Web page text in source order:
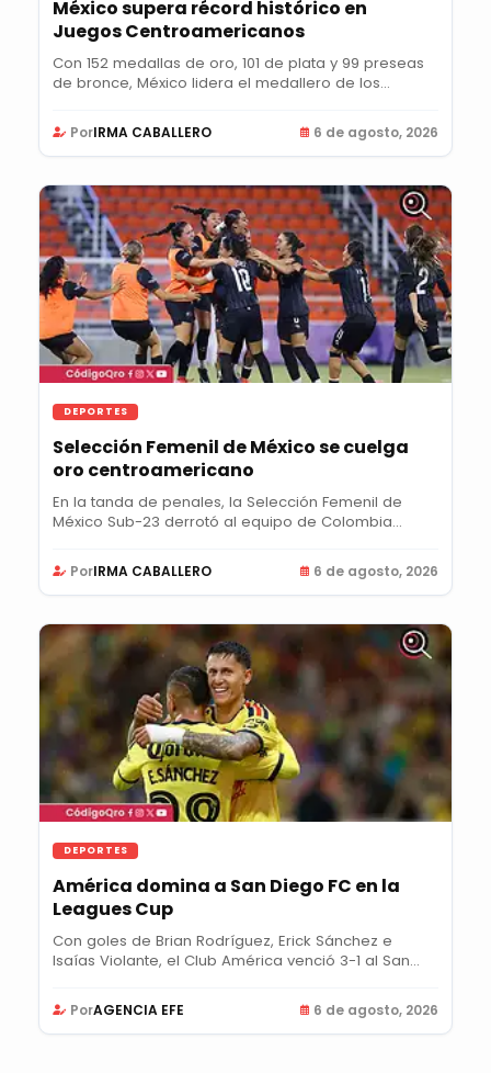
México supera récord histórico en
Juegos Centroamericanos
Con 152 medallas de oro, 101 de plata y 99 preseas
de bronce, México lidera el medallero de los...
PorIRMA CABALLERO 6 de agosto, 2026
DEPORTES
Selección Femenil de México se cuelga
oro centroamericano
En la tanda de penales, la Selección Femenil de
México Sub-23 derrotó al equipo de Colombia
PorIRMA CABALLERO 6 de agosto, 2026
DEPORTES
América domina a San Diego FC en la
Leagues Cup
Con goles de Brian Rodríguez, Erick Sánchez e
Isaías Violante, el Club América venció 3-1 al San...
PorAGENCIA EFE 6 de agosto, 2026